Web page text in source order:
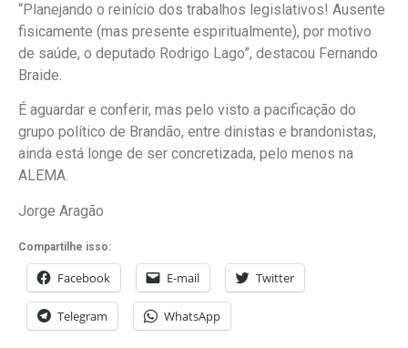
“Planejando o reinício dos trabalhos legislativos! Ausente
fisicamente (mas presente espiritualmente), por motivo
de saúde, o deputado Rodrigo Lago”, destacou Fernando
Braide.
É aguardar e conferir, mas pelo visto a pacificação do
grupo político de Brandão, entre dinistas e brandonistas,
ainda está longe de ser concretizada, pelo menos na
ALEMA.
Jorge Aragão
Compartilhe isso:
Facebook E-mail Twitter
Telegram WhatsApp